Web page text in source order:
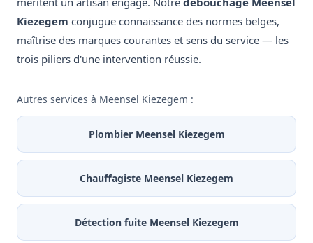
Kiezegem conjugue connaissance des normes belges,
maîtrise des marques courantes et sens du service — les
trois piliers d'une intervention réussie.
Autres services à Meensel Kiezegem :
Plombier Meensel Kiezegem
Chauffagiste Meensel Kiezegem
Détection fuite Meensel Kiezegem